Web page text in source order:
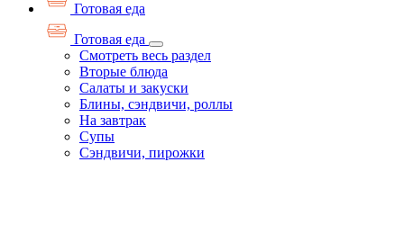
Готовая еда
Готовая еда
Смотреть весь раздел
Вторые блюда
Салаты и закуски
Блины, сэндвичи, роллы
На завтрак
Супы
Сэндвичи, пирожки